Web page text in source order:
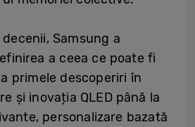
Samsung a
a ceea ce poate fi
primele descoperiri în
și inovația QLED până la
personalizare bazată